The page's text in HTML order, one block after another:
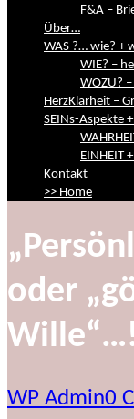
F&A –
Über…
WAS ?… wie? +
WIE? –
WOZU?
HerzKlarheit –
SEINs-Aspekte
EINHEIT
Kontakt
>> Home
oder
WP Admin0